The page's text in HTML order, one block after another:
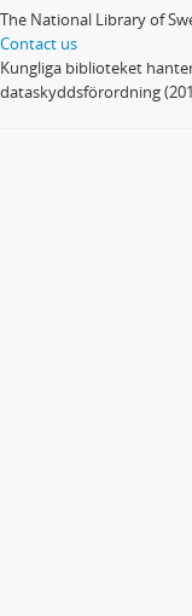
The National Library of
Contact us
Kungliga biblioteket
dataskyddsförordning